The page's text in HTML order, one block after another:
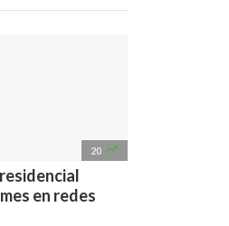
20 
en redes